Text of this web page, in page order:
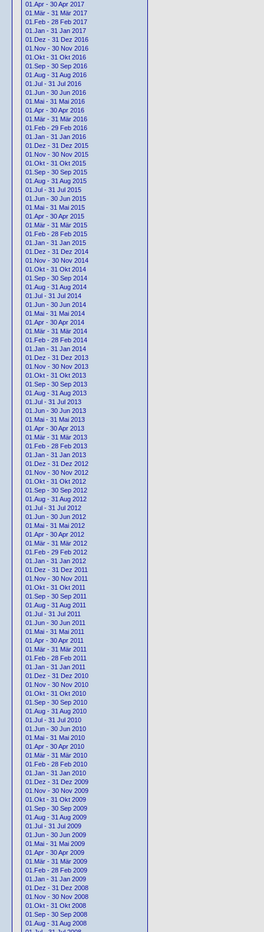
01.Apr - 30 Apr 2017
01.Mär - 31 Mär 2017
01.Feb - 28 Feb 2017
01.Jan - 31 Jan 2017
01.Dez - 31 Dez 2016
01.Nov - 30 Nov 2016
01.Okt - 31 Okt 2016
01.Sep - 30 Sep 2016
01.Aug - 31 Aug 2016
01.Jul - 31 Jul 2016
01.Jun - 30 Jun 2016
01.Mai - 31 Mai 2016
01.Apr - 30 Apr 2016
01.Mär - 31 Mär 2016
01.Feb - 29 Feb 2016
01.Jan - 31 Jan 2016
01.Dez - 31 Dez 2015
01.Nov - 30 Nov 2015
01.Okt - 31 Okt 2015
01.Sep - 30 Sep 2015
01.Aug - 31 Aug 2015
01.Jul - 31 Jul 2015
01.Jun - 30 Jun 2015
01.Mai - 31 Mai 2015
01.Apr - 30 Apr 2015
01.Mär - 31 Mär 2015
01.Feb - 28 Feb 2015
01.Jan - 31 Jan 2015
01.Dez - 31 Dez 2014
01.Nov - 30 Nov 2014
01.Okt - 31 Okt 2014
01.Sep - 30 Sep 2014
01.Aug - 31 Aug 2014
01.Jul - 31 Jul 2014
01.Jun - 30 Jun 2014
01.Mai - 31 Mai 2014
01.Apr - 30 Apr 2014
01.Mär - 31 Mär 2014
01.Feb - 28 Feb 2014
01.Jan - 31 Jan 2014
01.Dez - 31 Dez 2013
01.Nov - 30 Nov 2013
01.Okt - 31 Okt 2013
01.Sep - 30 Sep 2013
01.Aug - 31 Aug 2013
01.Jul - 31 Jul 2013
01.Jun - 30 Jun 2013
01.Mai - 31 Mai 2013
01.Apr - 30 Apr 2013
01.Mär - 31 Mär 2013
01.Feb - 28 Feb 2013
01.Jan - 31 Jan 2013
01.Dez - 31 Dez 2012
01.Nov - 30 Nov 2012
01.Okt - 31 Okt 2012
01.Sep - 30 Sep 2012
01.Aug - 31 Aug 2012
01.Jul - 31 Jul 2012
01.Jun - 30 Jun 2012
01.Mai - 31 Mai 2012
01.Apr - 30 Apr 2012
01.Mär - 31 Mär 2012
01.Feb - 29 Feb 2012
01.Jan - 31 Jan 2012
01.Dez - 31 Dez 2011
01.Nov - 30 Nov 2011
01.Okt - 31 Okt 2011
01.Sep - 30 Sep 2011
01.Aug - 31 Aug 2011
01.Jul - 31 Jul 2011
01.Jun - 30 Jun 2011
01.Mai - 31 Mai 2011
01.Apr - 30 Apr 2011
01.Mär - 31 Mär 2011
01.Feb - 28 Feb 2011
01.Jan - 31 Jan 2011
01.Dez - 31 Dez 2010
01.Nov - 30 Nov 2010
01.Okt - 31 Okt 2010
01.Sep - 30 Sep 2010
01.Aug - 31 Aug 2010
01.Jul - 31 Jul 2010
01.Jun - 30 Jun 2010
01.Mai - 31 Mai 2010
01.Apr - 30 Apr 2010
01.Mär - 31 Mär 2010
01.Feb - 28 Feb 2010
01.Jan - 31 Jan 2010
01.Dez - 31 Dez 2009
01.Nov - 30 Nov 2009
01.Okt - 31 Okt 2009
01.Sep - 30 Sep 2009
01.Aug - 31 Aug 2009
01.Jul - 31 Jul 2009
01.Jun - 30 Jun 2009
01.Mai - 31 Mai 2009
01.Apr - 30 Apr 2009
01.Mär - 31 Mär 2009
01.Feb - 28 Feb 2009
01.Jan - 31 Jan 2009
01.Dez - 31 Dez 2008
01.Nov - 30 Nov 2008
01.Okt - 31 Okt 2008
01.Sep - 30 Sep 2008
01.Aug - 31 Aug 2008